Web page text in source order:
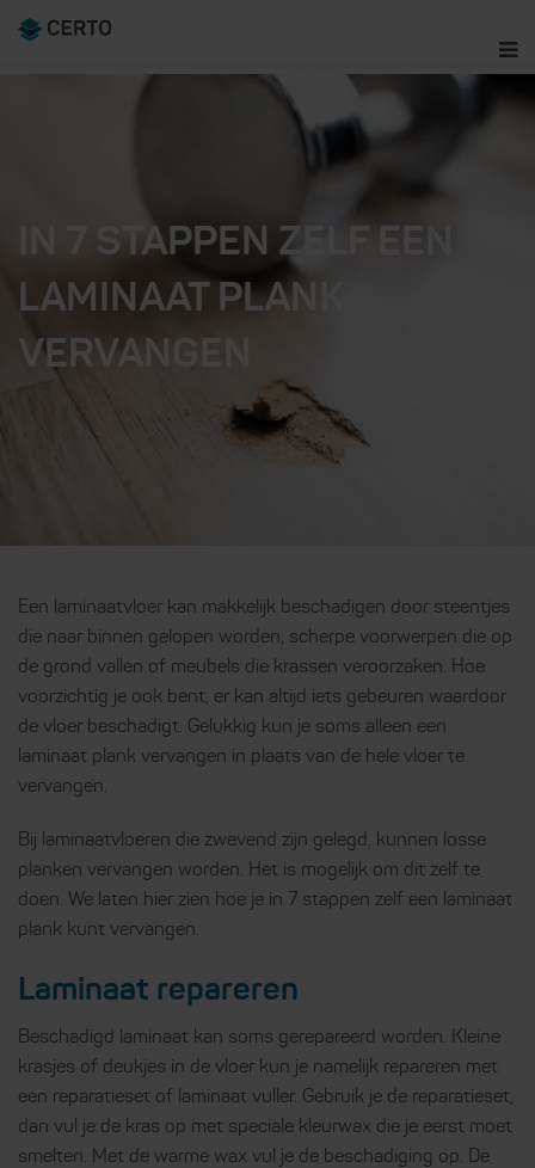
IN 7 STAPPEN ZELF EEN
LAMINAAT PLANK
VERVANGEN
Een laminaatvloer kan makkelijk beschadigen door steentjes
die naar binnen gelopen worden, scherpe voorwerpen die op
de grond vallen of meubels die krassen veroorzaken. Hoe
voorzichtig je ook bent, er kan altijd iets gebeuren waardoor
de vloer beschadigt. Gelukkig kun je soms alleen een
laminaat plank vervangen in plaats van de hele vloer te
vervangen.
Bij laminaatvloeren die zwevend zijn gelegd, kunnen losse
planken vervangen worden. Het is mogelijk om dit zelf te
doen. We laten hier zien hoe je in 7 stappen zelf een laminaat
plank kunt vervangen.
Laminaat repareren
Beschadigd laminaat kan soms gerepareerd worden. Kleine
krasjes of deukjes in de vloer kun je namelijk repareren met
een reparatieset of laminaat vuller. Gebruik je de reparatieset,
dan vul je de kras op met speciale kleurwax die je eerst moet
smelten. Met de warme wax vul je de beschadiging op. De